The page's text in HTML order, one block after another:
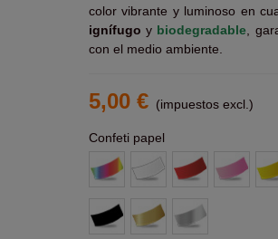
color vibrante y luminoso en
ignífugo y biodegradable ,
con el medio ambiente.
5,00 € (impuestos excl.)
Confeti papel
MulticolorBlanco Rojo Rosa
Negro
Oro Plata